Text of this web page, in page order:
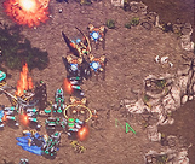
라인 트위터